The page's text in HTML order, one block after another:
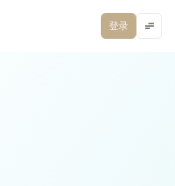
登录